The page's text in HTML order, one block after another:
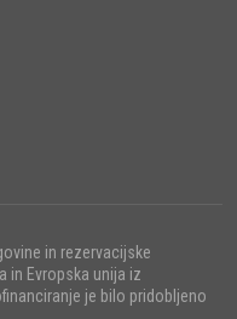
in rezervacijske
in Evropska unija iz
je bilo pridobljeno